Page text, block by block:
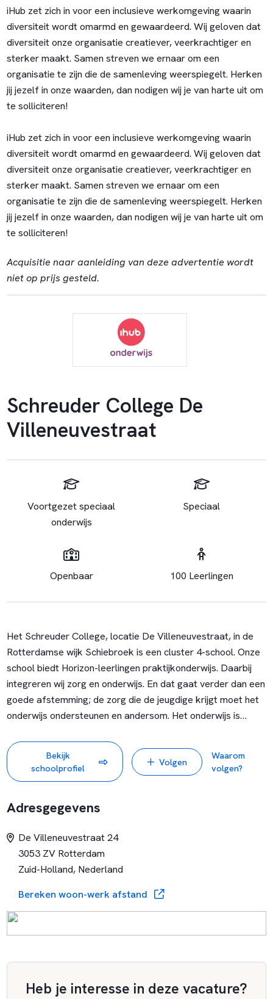
iHub zet zich in voor een inclusieve werkomgeving waarin
diversiteit wordt omarmd en gewaardeerd. Wij geloven dat
diversiteit onze organisatie creatiever, veerkrachtiger en
sterker maakt. Samen streven we ernaar om een
organisatie te zijn die de samenleving weerspiegelt. Herken
jij jezelf in onze waarden, dan nodigen wij je van harte uit om
te solliciteren!
iHub zet zich in voor een inclusieve werkomgeving waarin
diversiteit wordt omarmd en gewaardeerd. Wij geloven dat
diversiteit onze organisatie creatiever, veerkrachtiger en
sterker maakt. Samen streven we ernaar om een
organisatie te zijn die de samenleving weerspiegelt. Herken
jij jezelf in onze waarden, dan nodigen wij je van harte uit om
te solliciteren!
Acquisitie naar aanleiding van deze advertentie wordt
niet op prijs gesteld.
Schreuder College De
Villeneuvestraat
Voortgezet speciaal
onderwijs
Speciaal
Openbaar 100 Leerlingen
Het Schreuder College, locatie De Villeneuvestraat, in de
Rotterdamse wijk Schiebroek is een cluster 4-school. Onze
school biedt Horizon-leerlingen praktijkonderwijs. Daarbij
integreren wij zorg en onderwijs. En dat gaat verder dan een
goede afstemming; de zorg die de jeugdige krijgt moet het
onderwijs ondersteunen en andersom. Het onderwijs is
praktijkleerlingen de beste garantie is voor de toekomst.
We werken met het leerlingvolgsysteem van Profijt, doen
mee aan het Rotterdams Praktijkdiploma en per praktijkvak
Bekijk
schoolprofiel
Volgen
Waarom
volgen?
Adresgegevens
De Villeneuvestraat 24
3053 ZV Rotterdam
Zuid-Holland, Nederland
Bereken woon-werk afstand
Heb je interesse in deze vacature?